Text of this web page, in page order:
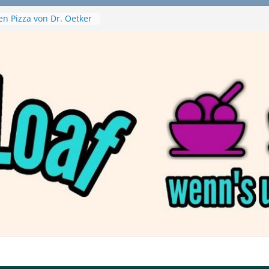
Pizza von Dr. Oetker
Nuggets und
– wirklich vegan?
Haftbefehl /